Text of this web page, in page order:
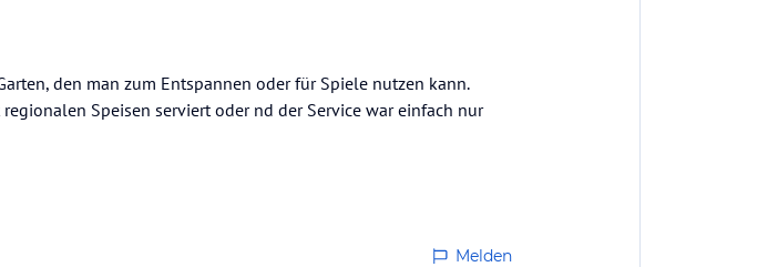
ohne
den man zum Entspannen oder für Spiele nutzen kann.
Speisen serviert oder nd der Service war einfach nur
Melden